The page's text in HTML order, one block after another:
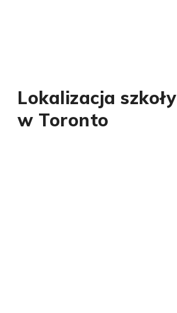
Lokalizacja szkoły
w Toronto